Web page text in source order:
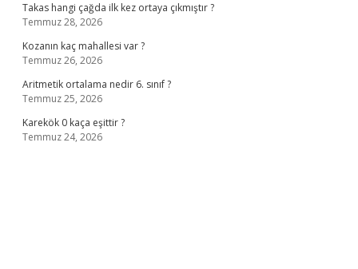
Takas hangi çağda ilk kez ortaya çıkmıştır ?
Temmuz 28, 2026
Kozanın kaç mahallesi var ?
Temmuz 26, 2026
Aritmetik ortalama nedir 6. sınıf ?
Temmuz 25, 2026
Karekök 0 kaça eşittir ?
Temmuz 24, 2026